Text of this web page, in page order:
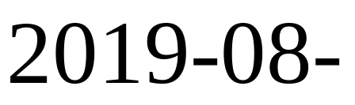
2019-08-